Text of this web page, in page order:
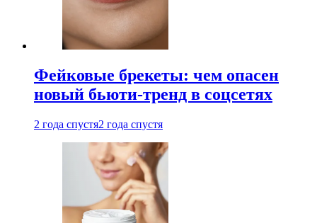
Фейковые брекеты: чем опасен
новый бьюти-тренд в соцсетях
2 года спустя2 года спустя